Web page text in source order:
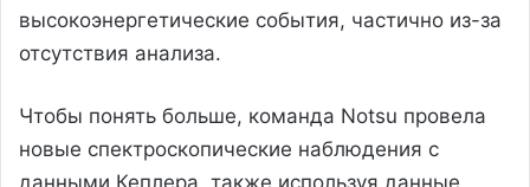
высокоэнергетические события, частично из-за
отсутствия анализа.
Чтобы понять больше, команда Notsu провела
новые спектроскопические наблюдения с